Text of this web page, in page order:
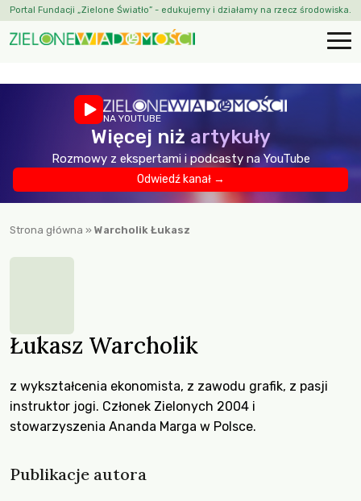
Portal Fundacji „Zielone Światło” - edukujemy i działamy na rzecz środowiska.
NA YOUTUBE
Więcej niż artykuły
Rozmowy z ekspertami i podcasty na YouTube
Odwiedź kanał →
Strona główna » Warcholik Łukasz
Łukasz Warcholik
z wykształcenia ekonomista, z zawodu grafik, z pasji
instruktor jogi. Członek Zielonych 2004 i
stowarzyszenia Ananda Marga w Polsce.
Publikacje autora